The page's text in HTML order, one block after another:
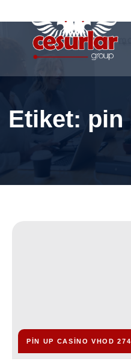
Etiket: pin
PIN UP CASINO VHOD 274